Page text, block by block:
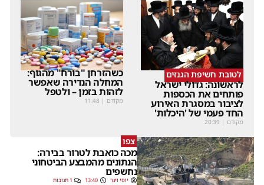
לטובת חשיפת הגנזים
לראשונה: גדולי ישראל
פותחים את הכספות
לציבור במסגרת האירוע
החד פעמי של 'היכלות'
מקודם |
20:39
כשהזרחן "בורח" מהגוף:
המחלה הנדירה שאפשר
לזהות בזמן – ולטפל
מקודם |
11:48
צפו
מכה כואבת לטרור בבירה:
הנתונים מהמבצע הביטחוני
נחשפים
יוסי וינר 13:40 1 תגובות